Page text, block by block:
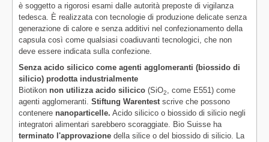
è soggetto a rigorosi esami dalle autorità preposte di vigilanza
tedesca. È realizzata con tecnologie di produzione delicate senza
generazione di calore e senza additivi nel confezionamento della
capsula così come qualsiasi coadiuvanti tecnologici, che non
deve essere indicata sulla confezione.
Senza acido silicico come agenti agglomeranti (biossido di
silicio) prodotta industrialmente
Biotikon non utilizza acido silicico (SiO2, come E551) come
agenti agglomeranti. Stiftung Warentestscrive che possono
contenere nanoparticelle. Acido silicico o biossido di silicio negli
integratori alimentari sarebbero scoraggiate. Bio Suisse ha
terminato l'approvazione della silice o del biossido di silicio. La